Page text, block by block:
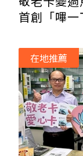
首創「嗶
在地推薦